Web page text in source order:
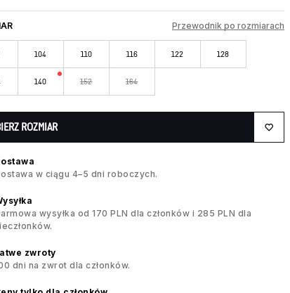
Przewodnik po rozmiarach
104 110 116 122 128
140 152 164
ROZMIAR
w ciągu 4–5 dni roboczych.
wysyłka od 170 PLN dla członków i 285 PLN dla
zwroty
dni na zwrot dla członków.